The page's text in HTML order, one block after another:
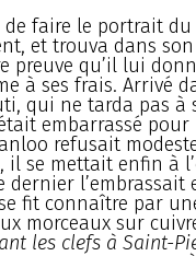
de faire le portrait
et trouva dans
preuve qu’il lui
à ses frais. Arrivé
qui ne tarda pas
embarrassé
refusait
se mettait enfin à
dernier
fit connaître par
morceaux sur
les clefs à Saint-